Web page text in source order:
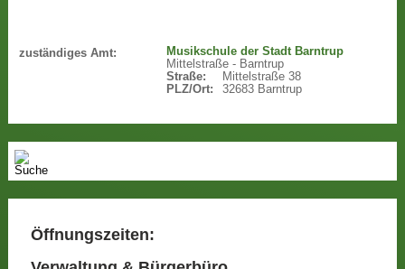
zuständiges Amt:
Musikschule der Stadt Barntrup
Mittelstraße - Barntrup
Straße:
Mittelstraße 38
PLZ/Ort:
32683 Barntrup
Öffnungszeiten: